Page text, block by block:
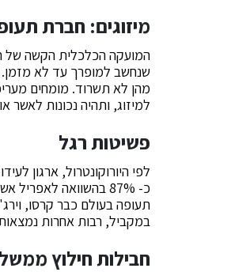
מיזוגים: חברת
המועקה הכלכלית הקשה של
שנחשב למופרך עד לא מזמן.
מהן לא תשרוד. מומחים
למיזוג, ותהיה נכונות
פשיטות רגל
לפי היורוקונטרול, ארגון
כ- 87% בהשוואה
במקביל, רבות אחרות
חבילות חילוץ